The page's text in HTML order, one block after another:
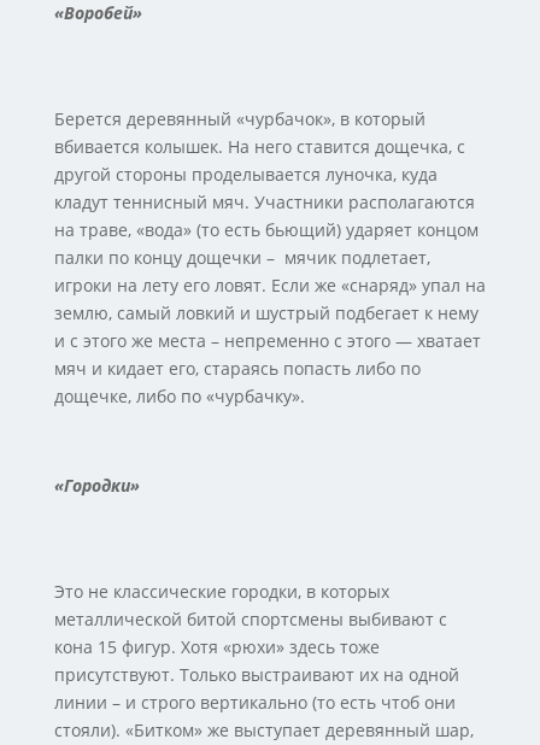
«Воробей»
Берется деревянный «чурбачок», в который
вбивается колышек. На него ставится дощечка, с
другой стороны проделывается луночка, куда
кладут теннисный мяч. Участники располагаются
на траве, «вода» (то есть бьющий) ударяет концом
палки по концу дощечки – мячик подлетает,
игроки на лету его ловят. Если же «снаряд» упал на
землю, самый ловкий и шустрый подбегает к нему
и с этого же места – непременно с этого — хватает
мяч и кидает его, стараясь попасть либо по
дощечке, либо по «чурбачку».
«Городки»
Это не классические городки, в которых
металлической битой спортсмены выбивают с
кона 15 фигур. Хотя «рюхи» здесь тоже
присутствуют. Только выстраивают их на одной
линии – и строго вертикально (то есть чтоб они
стояли). «Битком» же выступает деревянный шар,